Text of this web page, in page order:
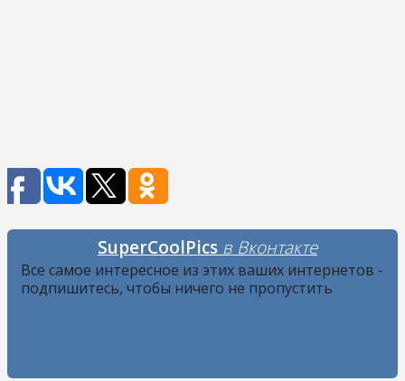
SuperCoolPics в Вконтакте
Все самое интересное из этих ваших интернетов -
подпишитесь, чтобы ничего не пропустить